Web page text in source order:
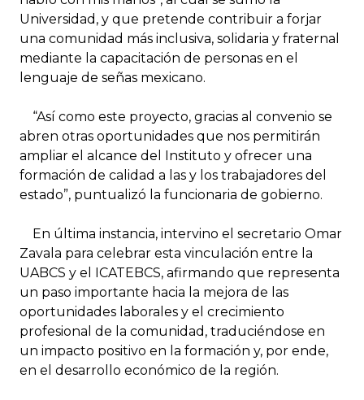
Universidad, y que pretende contribuir a forjar
una comunidad más inclusiva, solidaria y fraternal
mediante la capacitación de personas en el
lenguaje de señas mexicano.
“Así como este proyecto, gracias al convenio se
abren otras oportunidades que nos permitirán
ampliar el alcance del Instituto y ofrecer una
formación de calidad a las y los trabajadores del
estado”, puntualizó la funcionaria de gobierno.
En última instancia, intervino el secretario Omar
Zavala para celebrar esta vinculación entre la
UABCS y el ICATEBCS, afirmando que representa
un paso importante hacia la mejora de las
oportunidades laborales y el crecimiento
profesional de la comunidad, traduciéndose en
un impacto positivo en la formación y, por ende,
en el desarrollo económico de la región.